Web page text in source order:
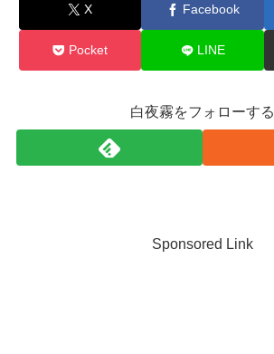
X Facebook
Pocket LINE
白夜霧をフォローする
Sponsored Link